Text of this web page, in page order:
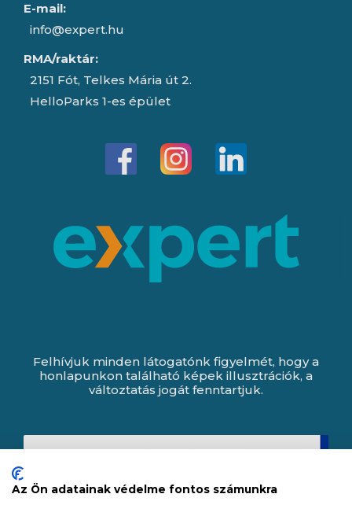
E-mail:
info@expert.hu
RMA/raktár:
2151 Fót, Telkes Mária út 2.
HelloParks 1-es épület
Felhívjuk minden látogatónk figyelmét, hogy a
honlapunkon található képek illusztrációk, a
változtatás jogát fenntartjuk.
Az Ön adatainak védelme fontos számunkra